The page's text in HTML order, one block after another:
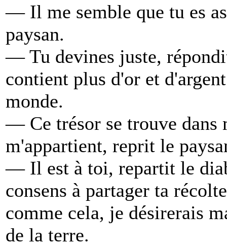
— Il me semble que tu es
paysan.
— Tu devines juste,
contient plus d'or et
monde.
— Ce trésor se trouve dans
m'appartient, reprit le
— Il est à toi, repartit le
consens à partager ta
comme cela, je désirerais
de la terre.